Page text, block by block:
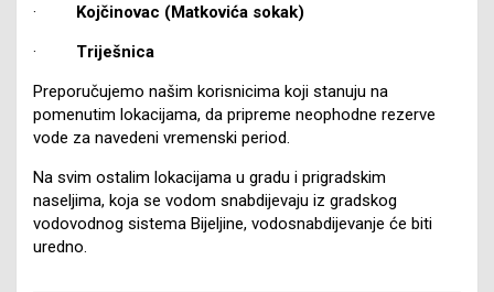
· Kojčinovac (Matkovića sokak)
· Triješnica
Preporučujemo našim korisnicima koji stanuju na
pomenutim lokacijama, da pripreme neophodne rezerve
vode za navedeni vremenski period.
Na svim ostalim lokacijama u gradu i prigradskim
naseljima, koja se vodom snabdijevaju iz gradskog
vodovodnog sistema Bijeljine, vodosnabdijevanje će biti
uredno.